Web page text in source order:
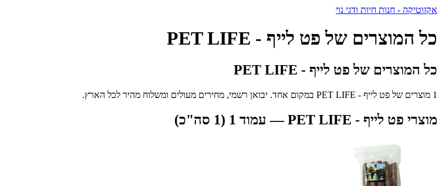
אקזוטיקה - חנות חיות ודגי נוי
כל המוצרים של פט לייף - PET LIFE
כל המוצרים של פט לייף - PET LIFE
1 מוצרים של פט לייף - PET LIFE במקום אחד. יבואן רשמי, מחירים מעולים ומשלוח מהיר לכל הארץ.
מוצרי פט לייף - PET LIFE — עמוד 1 (1 סה"כ)